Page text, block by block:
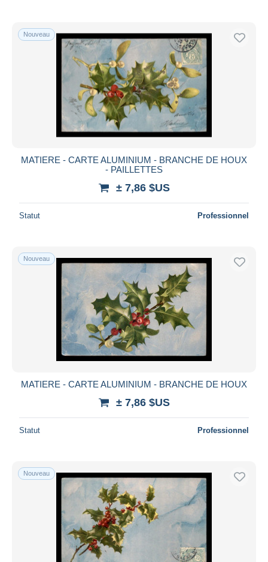
Nouveau
MATIERE - CARTE ALUMINIUM - BRANCHE DE HOUX
- PAILLETTES
± 7,86 $US
Statut Professionnel
Nouveau
MATIERE - CARTE ALUMINIUM - BRANCHE DE HOUX
± 7,86 $US
Statut Professionnel
Nouveau